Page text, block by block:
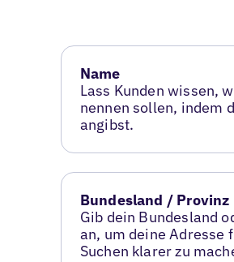
Name
Lass Kunden wissen,
nennen sollen, indem
angibst.
Bundesland / Provinz
Gib dein Bundesland
an, um deine Adresse
Suchen klarer zu